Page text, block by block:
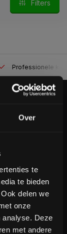
Over
te
te bieden
delen we
onze
analyse. Deze
met andere
Filters
Professionele
hoogte te
en meer